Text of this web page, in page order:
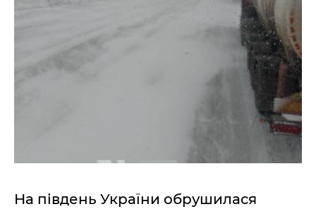
На південь України обрушилася